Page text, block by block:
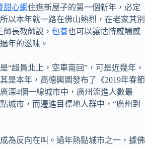
甜心網住進新屋子的第一個新年，必定
以本年就一路在佛山熱烈，在老家其別
長教師說， 包養也可以讓怙恃感觸感
過年的滋味。
“超員北上，空車南回”，可是近幾年，
是本年，高德輿圖發布了《2019年春節
深4個一線城市中，廣州流進人數最
城市，而遷進目標地人群中，“廣州到
為反向在叫。過年熱點城市之一，據佛